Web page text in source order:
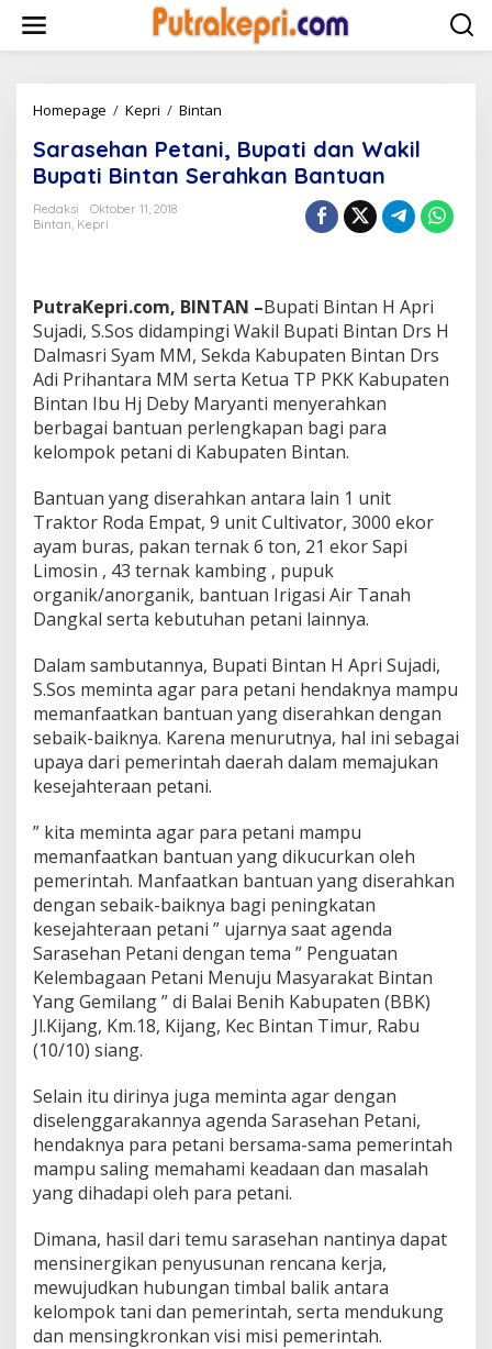
w
Homepage / Kepri / Bintan
r
a
s
e
t
a
n
i
,
B
u
t
d
a
W
a
i
l
u
p
a
i
n
t
a
n
S
e
r
a
h
B
a
n
u
a
Sarasehan Petani, Bupati dan Wakil
Bupati Bintan Serahkan Bantuan
Redaksi
Oktober 11, 2018
Bintan, Kepri
PutraKepri.com, BINTAN –Bupati Bintan H Apri
Sujadi, S.Sos didampingi Wakil Bupati Bintan Drs H
Dalmasri Syam MM, Sekda Kabupaten Bintan Drs
Adi Prihantara MM serta Ketua TP PKK Kabupaten
Bintan Ibu Hj Deby Maryanti menyerahkan
berbagai bantuan perlengkapan bagi para
kelompok petani di Kabupaten Bintan.
Bantuan yang diserahkan antara lain 1 unit
Traktor Roda Empat, 9 unit Cultivator, 3000 ekor
ayam buras, pakan ternak 6 ton, 21 ekor Sapi
Limosin , 43 ternak kambing , pupuk
organik/anorganik, bantuan Irigasi Air Tanah
Dangkal serta kebutuhan petani lainnya.
Dalam sambutannya, Bupati Bintan H Apri Sujadi,
S.Sos meminta agar para petani hendaknya mampu
memanfaatkan bantuan yang diserahkan dengan
sebaik-baiknya. Karena menurutnya, hal ini sebagai
upaya dari pemerintah daerah dalam memajukan
kesejahteraan petani.
” kita meminta agar para petani mampu
memanfaatkan bantuan yang dikucurkan oleh
pemerintah. Manfaatkan bantuan yang diserahkan
dengan sebaik-baiknya bagi peningkatan
kesejahteraan petani ” ujarnya saat agenda
Sarasehan Petani dengan tema ” Penguatan
Kelembagaan Petani Menuju Masyarakat Bintan
Yang Gemilang ” di Balai Benih Kabupaten (BBK)
Jl.Kijang, Km.18, Kijang, Kec Bintan Timur, Rabu
(10/10) siang.
Selain itu dirinya juga meminta agar dengan
diselenggarakannya agenda Sarasehan Petani,
hendaknya para petani bersama-sama pemerintah
mampu saling memahami keadaan dan masalah
yang dihadapi oleh para petani.
Dimana, hasil dari temu sarasehan nantinya dapat
mensinergikan penyusunan rencana kerja,
mewujudkan hubungan timbal balik antara
kelompok tani dan pemerintah, serta mendukung
dan mensingkronkan visi misi pemerintah.